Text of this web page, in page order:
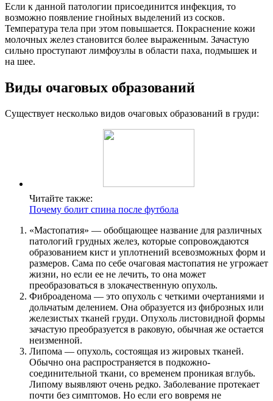
Если к данной патологии присоединится инфекция, то
возможно появление гнойных выделений из сосков.
Температура тела при этом повышается. Покраснение кожи
молочных желез становится более выраженным. Зачастую
сильно проступают лимфоузлы в области паха, подмышек и
на шее.
Виды очаговых образований
Существует несколько видов очаговых образований в груди:
Читайте также:
Почему болит спина после футбола
«Мастопатия» — обобщающее название для различных
патологий грудных желез, которые сопровождаются
образованием кист и уплотнений всевозможных форм и
размеров. Сама по себе очаговая мастопатия не угрожает
жизни, но если ее не лечить, то она может
преобразоваться в злокачественную опухоль.
Фиброаденома — это опухоль с четкими очертаниями и
дольчатым делением. Она образуется из фиброзных или
железистых тканей груди. Опухоль листовидной формы
зачастую преобразуется в раковую, обычная же остается
неизменной.
Липома — опухоль, состоящая из жировых тканей.
Обычно она распространяется в подкожно-
соединительной ткани, со временем проникая вглубь.
Липому выявляют очень редко. Заболевание протекает
почти без симптомов. Но если его вовремя не